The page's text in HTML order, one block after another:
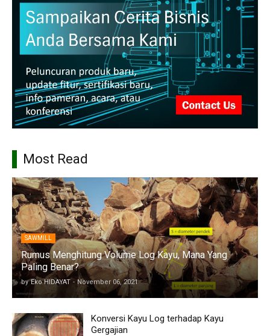
Most Read
SAWMILL
Rumus Menghitung Volume Log Kayu, Mana Yang
Paling Benar?
by Eko HIDAYAT - November 06, 2021
Konversi Kayu Log terhadap Kayu
Gergajian